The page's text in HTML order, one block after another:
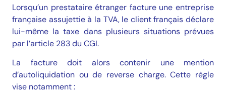
Lorsqu’un prestataire étranger facture une entreprise
française assujettie à la TVA, le client français déclare
lui-même la taxe dans plusieurs situations prévues
par l’article 283 du CGI.
La facture doit alors contenir une mention
d’autoliquidation ou de reverse charge. Cette règle
vise notamment :